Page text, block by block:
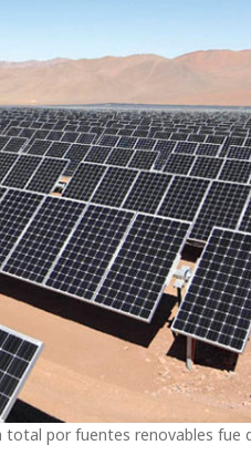
por fuentes renovables fue